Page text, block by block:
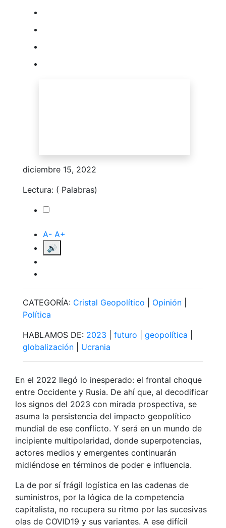
diciembre 15, 2022
Lectura: ( Palabras)
A- A+
🔊
CATEGORÍA: Cristal Geopolítico Opinión
Política
HABLAMOS DE: 2023 futuro geopolítica
globalización
Ucrania
En el 2022 llegó lo inesperado: el frontal choque
entre Occidente y Rusia. De ahí que, al decodificar
los signos del 2023 con mirada prospectiva, se
asuma la persistencia del impacto geopolítico
mundial de ese conflicto. Y será en un mundo de
incipiente multipolaridad, donde superpotencias,
actores medios y emergentes continuarán
midiéndose en términos de poder e influencia.
La de por sí frágil logística en las cadenas de
suministros, por la lógica de la competencia
capitalista, no recupera su ritmo por las sucesivas
olas de COVID19 y sus variantes. A ese difícil